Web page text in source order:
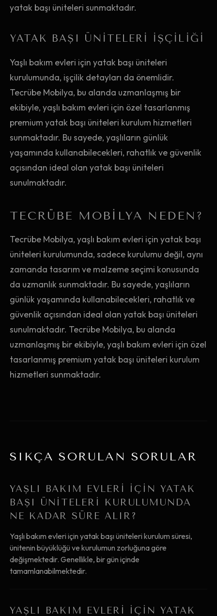
yatak başı üniteleri sunmaktadır.
YATAK BAŞI ÜNITELERI İŞÇILIĞI
Yaşlı bakım evleri için yatak başı üniteleri
kurulumunda, işçilik detayları da önemlidir.
Tecrübe Mobilya, bu alanda uzmanlaşmış bir
ekibiyle, yaşlı bakım evleri için özel tasarlanmış
premium yatak başı üniteleri kurulum hizmetleri
sunmaktadır. Bu sayede, yaşlıların günlük
yaşamında kullanabilecekleri, rahatlık ve güvenlik
açısından ideal olan yatak başı üniteleri
sunulmaktadır.
TECRÜBE MOBILYA NEDEN?
Tecrübe Mobilya, yaşlı bakım evleri için yatak başı
üniteleri kurulumunda, sadece kurulumu değil, aynı
zamanda tasarım ve malzeme seçimi konusunda
da uzmanlık sunmaktadır. Bu sayede, yaşlıların
günlük yaşamında kullanabilecekleri, rahatlık ve
güvenlik açısından ideal olan yatak başı üniteleri
sunulmaktadır. Tecrübe Mobilya, bu alanda
uzmanlaşmış bir ekibiyle, yaşlı bakım evleri için özel
tasarlanmış premium yatak başı üniteleri kurulum
hizmetleri sunmaktadır.
SIKÇA SORULAN SORULAR
YAŞLI BAKIM EVLERI IÇIN YATAK
BAŞI ÜNITELERI KURULUMUNDA
NE KADAR SÜRE ALIR?
Yaşlı bakım evleri için yatak başı üniteleri kurulum süresi,
ünitenin büyüklüğü ve kurulumun zorluğuna göre
değişmektedir. Genellikle, bir gün içinde
tamamlanabilmektedir.
YAŞLI BAKIM EVLERI IÇIN YATAK